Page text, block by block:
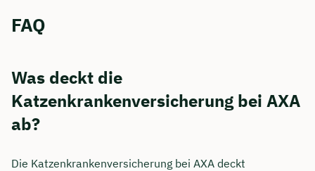
FAQ
Was deckt die
Katzenkrankenversicherung bei AXA
ab?
Die Katzenkrankenversicherung bei AXA deckt